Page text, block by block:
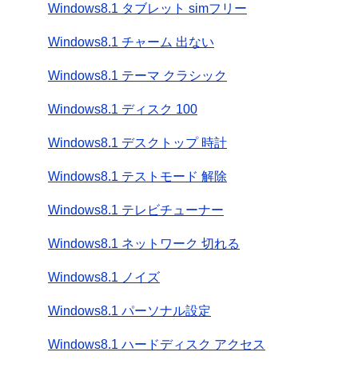
Windows8.1 タブレット simフリー
Windows8.1 チャーム 出ない
Windows8.1 テーマ クラシック
Windows8.1 ディスク 100
Windows8.1 デスクトップ 時計
Windows8.1 テストモード 解除
Windows8.1 テレビチューナー
Windows8.1 ネットワーク 切れる
Windows8.1 ノイズ
Windows8.1 パーソナル設定
Windows8.1 ハードディスク アクセス